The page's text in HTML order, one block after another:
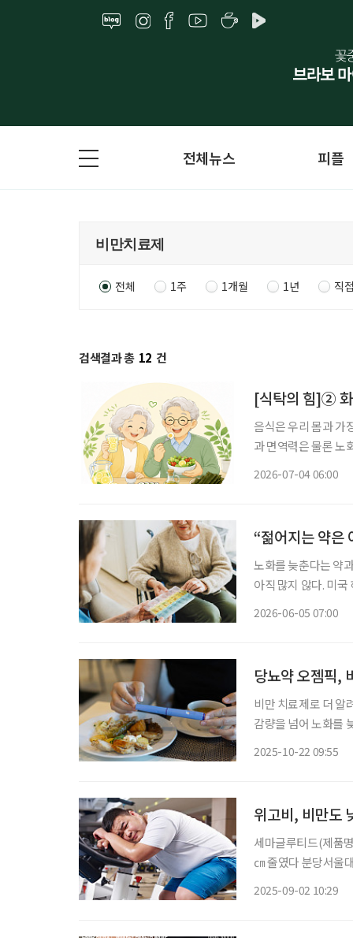
전체뉴스 피플
전체 1주 1개월 1년 직
검색결과 총 12 건
[식탁의 힘]② 화
음식은 우리 몸과 가
과 면역력은 물론 노
2026-07-04 06:00
“젊어지는 약은
노화를 늦춘다는 약
아직 많지 않다. 미국 하버드의대 유전학과 데이비드 싱클레어 교수와 탈리헬스의 아디브 존
2026-06-05 07:00
당뇨약 오젬픽,
비만 치료제로 더
감량을 넘어 노화를
2025-10-22 09:55
위고비, 비만도
세마글루티드(제품
㎝ 줄였다 분당서울
2025-09-02 10:29